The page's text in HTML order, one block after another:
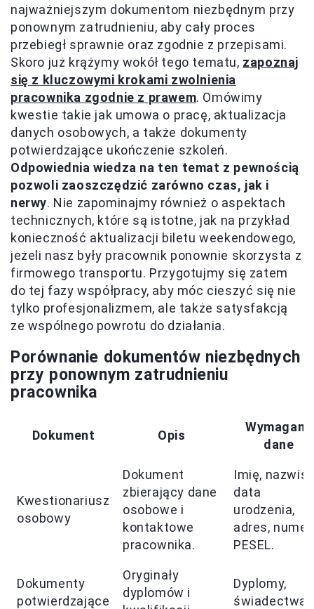
najważniejszym dokumentom niezbędnym przy
ponownym zatrudnieniu, aby cały proces
przebiegł sprawnie oraz zgodnie z przepisami.
Skoro już krążymy wokół tego tematu, zapoznaj
się z kluczowymi krokami zwolnienia
pracownika zgodnie z prawem. Omówimy
kwestie takie jak umowa o pracę, aktualizacja
danych osobowych, a także dokumenty
potwierdzające ukończenie szkoleń.
Odpowiednia wiedza na ten temat z pewnością
pozwoli zaoszczędzić zarówno czas, jak i
nerwy. Nie zapominajmy również o aspektach
technicznych, które są istotne, jak na przykład
konieczność aktualizacji biletu weekendowego,
jeżeli nasz były pracownik ponownie skorzysta z
firmowego transportu. Przygotujmy się zatem
do tej fazy współpracy, aby móc cieszyć się nie
tylko profesjonalizmem, ale także satysfakcją
ze wspólnego powrotu do działania.
Porównanie dokumentów niezbędnych
przy ponownym zatrudnieniu
pracownika
Dokument Opis
Wymagane
dane
Kwestionariusz
osobowy
Dokument
zbierający dane
osobowe i
kontaktowe
pracownika.
Imię,
data
urodzenia,
adres, numer
PESEL.
Dokumenty
potwierdzające
Oryginały
dyplomów i
Dyplomy,
świadectwa